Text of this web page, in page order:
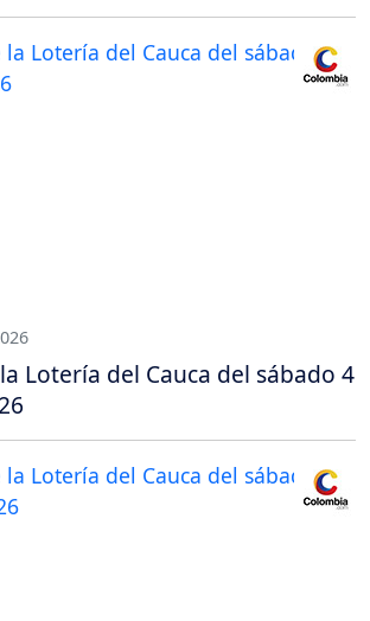
Lotería del Cauca del sábado 4